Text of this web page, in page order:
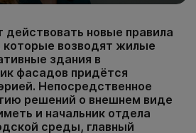
действовать новые правила
возводят жилые
здания в
фасадов придётся
Непосредственное
решений о внешнем виде
и начальник отдела
среды, главный